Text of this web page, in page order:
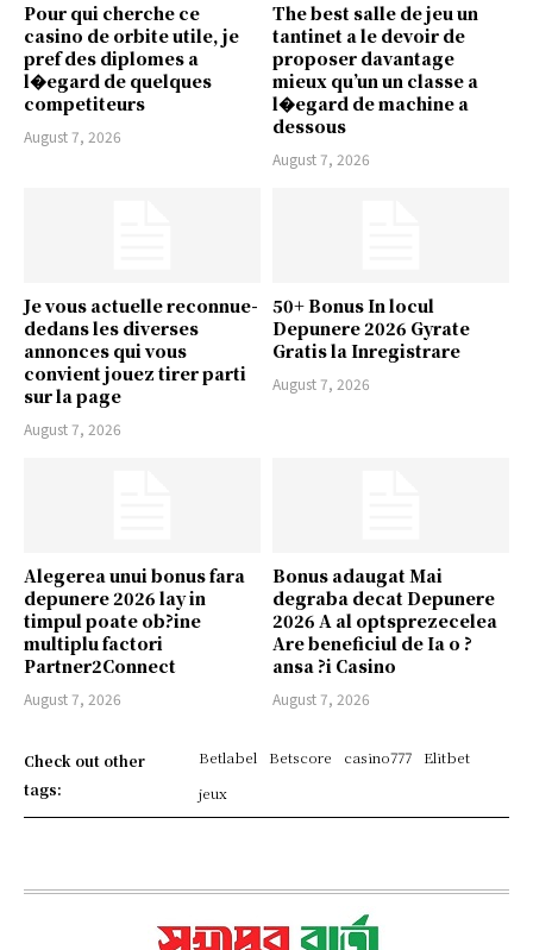
Pour qui cherche ce
casino de orbite utile, je
pref des diplomes a
l�egard de quelques
competiteurs
August 7, 2026
The best salle de jeu un
tantinet a le devoir de
proposer davantage
mieux qu’un un classe a
l�egard de machine a
dessous
August 7, 2026
Je vous actuelle reconnue-
dedans les diverses
annonces qui vous
convient jouez tirer parti
sur la page
August 7, 2026
50+ Bonus In locul
Depunere 2026 Gyrate
Gratis la Inregistrare
August 7, 2026
Alegerea unui bonus fara
depunere 2026 lay in
timpul poate ob?ine
multiplu factori
Partner2Connect
August 7, 2026
Bonus adaugat Mai
degraba decat Depunere
2026 A al optsprezecelea
Are beneficiul de Ia o ?
ansa ?i Casino
August 7, 2026
Check out other
tags:
Betlabel Betscore casino777
Elitbet
jeux